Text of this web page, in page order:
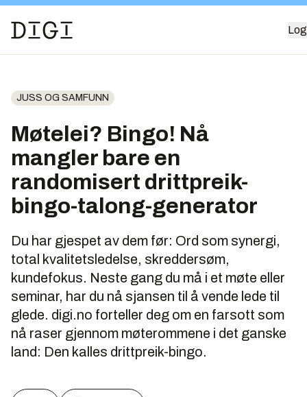
JUSS OG SAMFUNN
Møtelei? Bingo! Nå
mangler bare en
randomisert drittpreik-
bingo-talong-generator
Du har gjespet av dem før: Ord som synergi,
total kvalitetsledelse, skreddersøm,
kundefokus. Neste gang du må i et møte eller
seminar, har du nå sjansen til å vende lede til
glede. digi.no forteller deg om en farsott som
nå raser gjennom møterommene i det ganske
land: Den kalles drittpreik-bingo.